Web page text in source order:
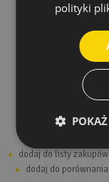
dodaj do listy zakupów
dodaj do porównania
polityki